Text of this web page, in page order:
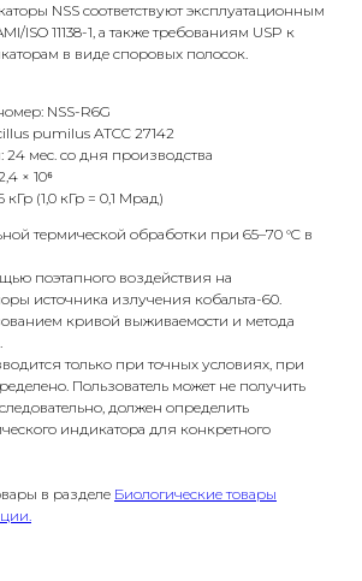
NSS соответствуют эксплуатационным
ISO 11138-1, а также требованиям USP к
в виде споровых полосок.
NSS-R6G
pumilus ATCC 27142
24 мес. со дня производства
× 10⁶
кГр (1,0 кГр = 0,1 Мрад)
термической обработки при 65–70 °C в
поэтапного воздействия на
источника излучения кобальта-60.
кривой выживаемости и метода
только при точных условиях, при
Пользователь может не получить
должен определить
индикатора для конкретного
в разделе Биологические товары